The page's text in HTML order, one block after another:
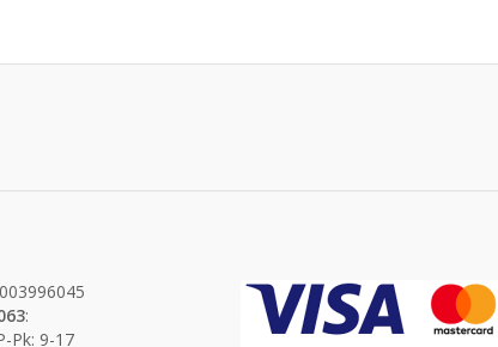
:
Pk: 9-17